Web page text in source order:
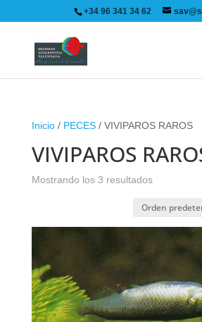
+34 96 341 34 62
Inicio/ PECES/ VIVIPAROS RAROS
VIVIPAROS
Mostrando los 3 resultados